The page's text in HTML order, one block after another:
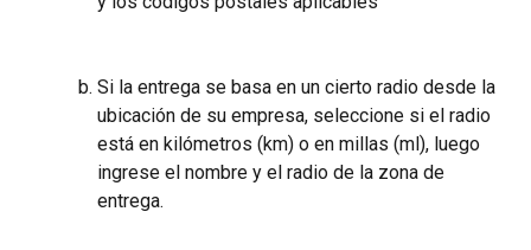
Si la entrega se basa en un cierto radio desde la
ubicación de su empresa, seleccione si el radio
está en kilómetros (km) o en millas (ml), luego
ingrese el nombre y el radio de la zona de
entrega.